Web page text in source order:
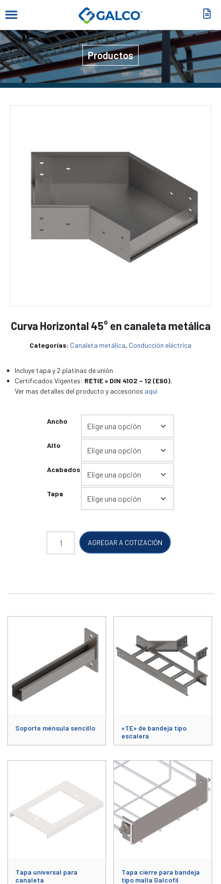
Productos
Curva Horizontal 45° en canaleta metálica
Categorías: Canaleta metálica, Conducción eléctrica
Incluye tapa y 2 platinas de unión
Certificados Vigentes: RETIE » DIN 4102 – 12 (E90).
Ver mas detalles del producto y accesorios aquí
Ancho
Alto
Acabados
Tapa
Curva Horizontal 45° en canaleta metálica cantidad
AGREGAR A COTIZACIÓN
Soporte ménsula sencillo
«TE» de bandeja tipo
escalera
Tapa universal para
canaleta
Tapa cierre para bandeja
tipo malla Galcofil